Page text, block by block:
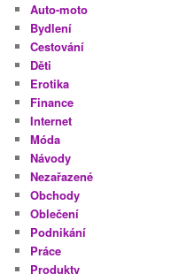
Auto-moto
Bydlení
Cestování
Děti
Erotika
Finance
Internet
Móda
Návody
Nezařazené
Obchody
Oblečení
Podnikání
Práce
Produkty